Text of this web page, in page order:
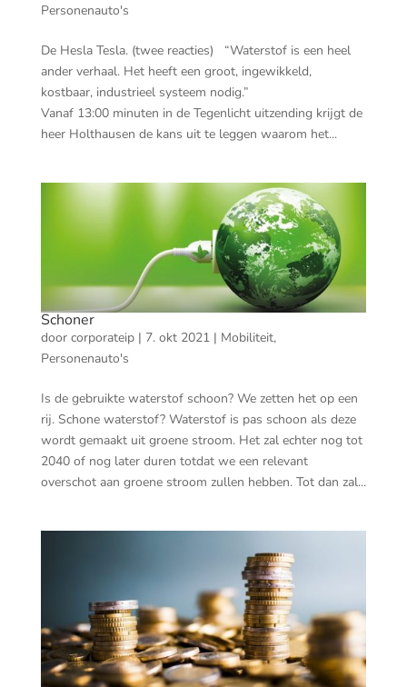
Personenauto's
De Hesla Tesla. (twee reacties) “Waterstof is een heel
ander verhaal. Het heeft een groot, ingewikkeld,
kostbaar, industrieel systeem nodig.”
Vanaf 13:00 minuten in de Tegenlicht uitzending krijgt de
heer Holthausen de kans uit te leggen waarom het...
Schoner
door corporateip| 7. okt 2021| Mobiliteit,
Personenauto's
Is de gebruikte waterstof schoon? We zetten het op een
rij. Schone waterstof? Waterstof is pas schoon als deze
wordt gemaakt uit groene stroom. Het zal echter nog tot
2040 of nog later duren totdat we een relevant
overschot aan groene stroom zullen hebben. Tot dan zal...